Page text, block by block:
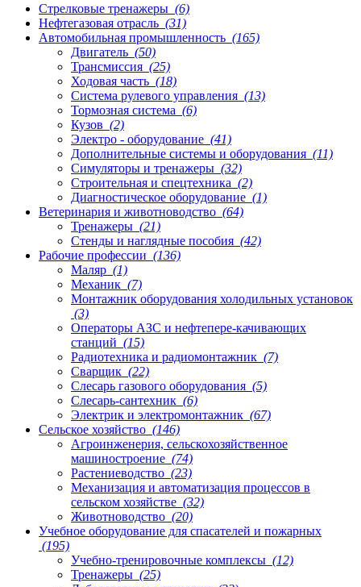
Стрелковые тренажеры (6)
Нефтегазовая отрасль (31)
Автомобильная промышленность (165)
Двигатель (50)
Трансмиссия (25)
Ходовая часть (18)
Система рулевого управления (13)
Тормозная система (6)
Кузов (2)
Электро - оборудование (41)
Дополнительные системы и оборудования (11)
Симуляторы и тренажеры (32)
Строительная и спецтехника (2)
Диагностическое оборудование (1)
Ветеринария и животноводство (64)
Тренажеры (21)
Стенды и наглядные пособия (42)
Рабочие профессии (136)
Маляр (1)
Механик (7)
Монтажник оборудования холодильных установок
(3)
Операторы АЗС и нефтепере-качивающих
станций (15)
Радиотехника и радиомонтажник (7)
Сварщик (22)
Слесарь газового оборудования (5)
Слесарь-сантехник (6)
Электрик и электромонтажник (67)
Сельское хозяйство (146)
Агроинженерия, сельскохозяйственное
машиностроение (74)
Растениеводство (23)
Механизация и автоматизация процессов в
сельском хозяйстве (32)
Животноводство (20)
Учебное оборудование для спасателей и пожарных
(195)
Учебно-тренировочные комплексы (12)
Тренажеры (25)